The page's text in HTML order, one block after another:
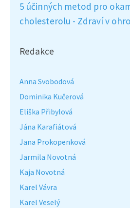
5 účinných metod pro
cholesterolu - Zdraví v
Redakce
Anna Svobodová
Dominika Kučerová
Eliška Přibylová
Jána Karafiátová
Jana Prokopenková
Jarmila Novotná
Kaja Novotná
Karel Vávra
Karel Veselý